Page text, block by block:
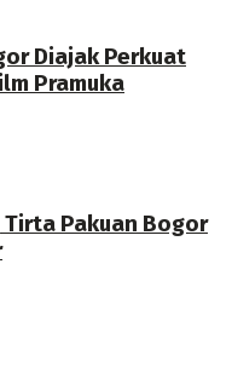
Diajak Perkuat
Pramuka
Pakuan Bogor